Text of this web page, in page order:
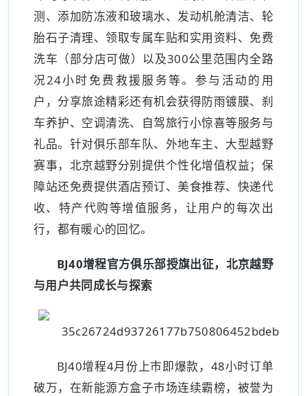
测、添加防冻液和玻璃水、发动机舱清洁、轮
胎石子清理、领取专属车贴和实用资料、免费
洗车（部分店可做）以及300公里范围内全路
况24小时免费救援服务等。参与活动的用
户，分享旅途精彩还有机会获得防雨镀膜、刹
车养护、空调清洗、自驾旅行小惊喜等服务与
礼品。针对俱乐部车队、外地车主、大型越野
赛事，北京越野分别提供个性化增值权益；保
障站还免费提供酒店预订、美食推荐、快递代
收、特产代购等增值服务，让用户的每次出
行，都有暖心的回忆。
BJ40增程官方俱乐部授旗出征，北京越野
与用户共同成长与探索
BJ40增程4月份上市即爆款，48小时订单
破万，在新能源方盒子市场连续霸榜，被誉为